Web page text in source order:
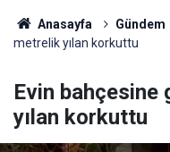
Anasayfa Gündem
metrelik yılan korkuttu
Evin bahçesine
yılan korkuttu